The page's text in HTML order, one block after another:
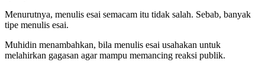
Menurutnya, menulis esai semacam itu tidak salah. Sebab, banyak
tipe menulis esai.
Muhidin menambahkan, bila menulis esai usahakan untuk
melahirkan gagasan agar mampu memancing reaksi publik.